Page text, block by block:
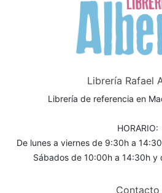
Librería Rafael
Librería de referencia en
HORARIO:
De lunes a viernes de 9:30h a
Sábados de 10:00h a 14:30h y
Contacto